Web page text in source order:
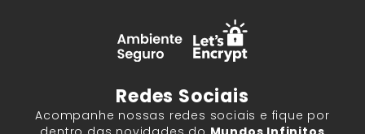
Redes Sociais
Acompanhe nossas redes sociais e fique por